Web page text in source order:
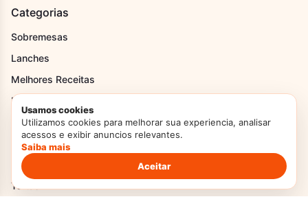
Categorias
Sobremesas
Lanches
Melhores Receitas
Melhores Receitas
Pães
Recheios
Receitas de Festa Junina
Tortas
Usamos cookies
Utilizamos cookies para melhorar sua experiencia, analisar
acessos e exibir anuncios relevantes.
Saiba mais
Aceitar